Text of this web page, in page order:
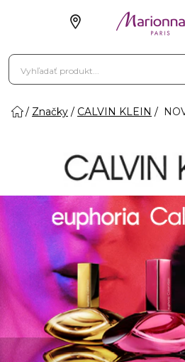
Značky CALVIN KLEIN